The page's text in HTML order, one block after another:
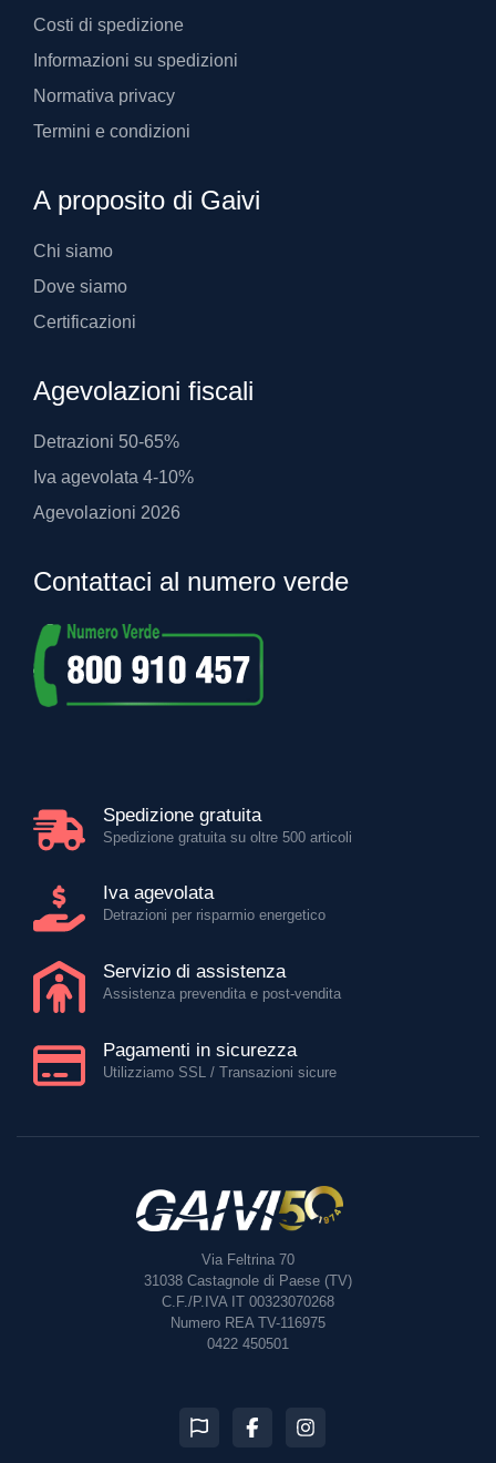
Costi di spedizione
Informazioni su spedizioni
Normativa privacy
Termini e condizioni
A proposito di Gaivi
Chi siamo
Dove siamo
Certificazioni
Agevolazioni fiscali
Detrazioni 50-65%
Iva agevolata 4-10%
Agevolazioni 2026
Contattaci al numero verde
Spedizione gratuita
Spedizione gratuita su oltre 500 articoli
Iva agevolata
Detrazioni per risparmio energetico
Servizio di assistenza
Assistenza prevendita e post-vendita
Pagamenti in sicurezza
Utilizziamo SSL / Transazioni sicure
Via Feltrina 70
31038 Castagnole di Paese (TV)
C.F./P.IVA IT 00323070268
Numero REA TV-116975
0422 450501